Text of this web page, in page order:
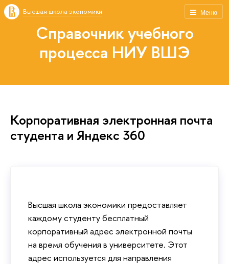
Меню
Высшая школа экономики
Справочник учебного
процесса НИУ ВШЭ
Корпоративная электронная почта
студента и Яндекс 360
Высшая школа экономики предоставляет
каждому студенту бесплатный
корпоративный адрес электронной почты
на время обучения в университете. Этот
адрес используется для направления